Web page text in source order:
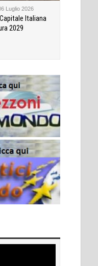
Luglio 2026
Italiana
2029